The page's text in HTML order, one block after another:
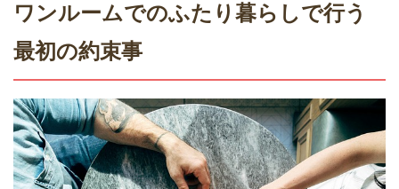
ワンルームでのふたり暮らしで行う
最初の約束事